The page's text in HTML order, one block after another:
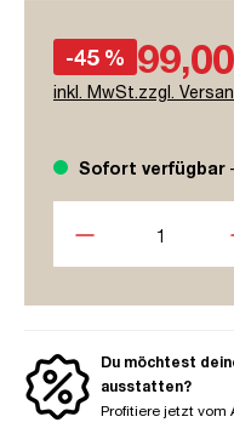
-45 %
inkl. MwSt.zzgl.
Sofort verfügbar
Du möchtest
ausstatten?
Profitiere jetzt vom